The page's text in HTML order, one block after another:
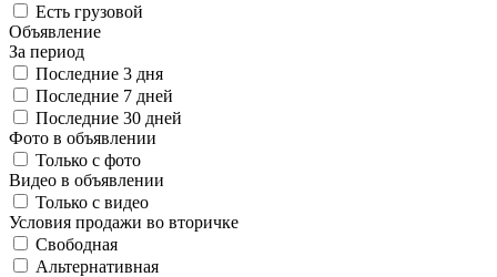
Есть грузовой
Объявление
За период
Последние 3 дня
Последние 7 дней
Последние 30 дней
Фото в объявлении
Только с фото
Видео в объявлении
Только с видео
Условия продажи во вторичке
Свободная
Альтернативная